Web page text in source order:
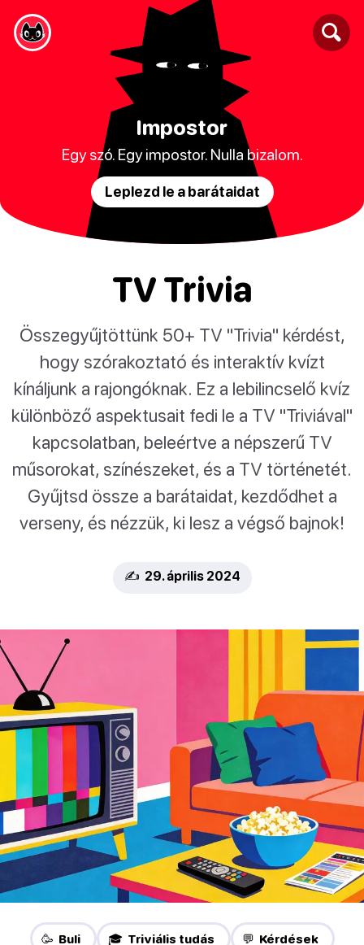
Impostor
Egy szó. Egy impostor. Nulla bizalom.
Leplezd le a barátaidat
TV Trivia
Összegyűjtöttünk 50+ TV "Trivia" kérdést,
hogy szórakoztató és interaktív kvízt
kínáljunk a rajongóknak. Ez a lebilincselő kvíz
különböző aspektusait fedi le a TV "Triviával"
kapcsolatban, beleértve a népszerű TV
műsorokat, színészeket, és a TV történetét.
Gyűjtsd össze a barátaidat, kezdődhet a
verseny, és nézzük, ki lesz a végső bajnok!
✍️ 29. április 2024
🥳 Buli 🎓 Triviális tudás 💬 Kérdések